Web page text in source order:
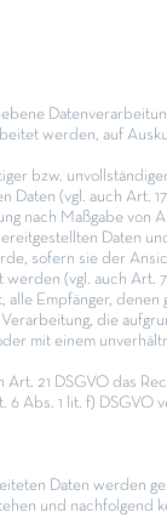
werden, auf
bzw.
Daten (vgl. auch Art.
nach Maßgabe von
Daten
sofern sie der
(vgl. auch Art.
Empfänger,
die
mit einem
21 DSGVO das
6 Abs. 1 lit. f)
Daten werden
und nachfolgend